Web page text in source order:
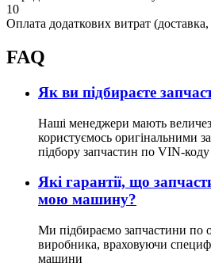
10
Оплата додаткових витрат
FAQ
Як ви підбираєте
Наші менеджери мають
користуємось оригінальними
підбору запчастин по VIN-
Які гарантії, що
мою машину?
Ми підбираємо запчастини по
виробника, враховуючи
машини